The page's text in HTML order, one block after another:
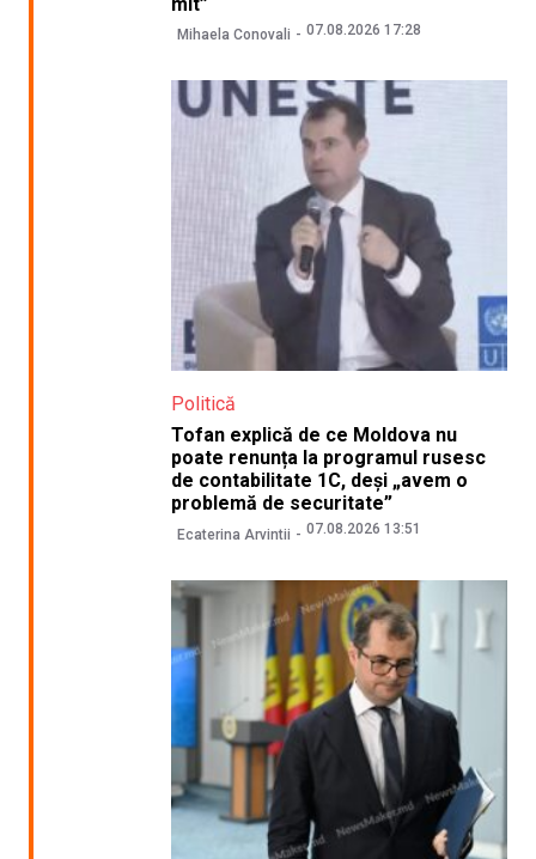
Mihaela Conovali 07.08.2026 17:28
Politică
Tofan explică de ce Moldova nu
poate renunța la programul rusesc
de contabilitate 1C, deși „avem o
problemă de securitate”
Ecaterina Arvintii 07.08.2026 13:51